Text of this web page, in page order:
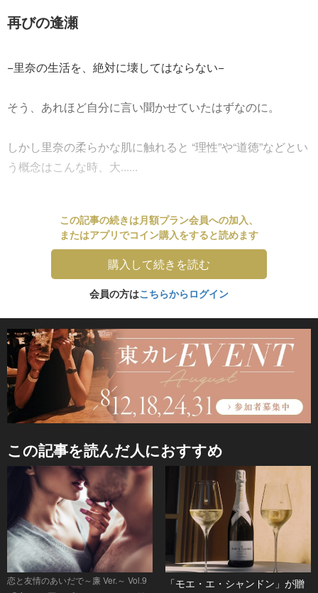
再びの逢瀬
−里奈の生活を、絶対に壊してはならない−
そう、あれほど自分に言い聞かせていたはずなのに。
しかし里奈の柔らかな肌に触れると “理性”や“道徳”などとい
う概念はこんな時、大......
この記事の続きは月額プラン会員への加入、
またはアプリでコイン購入をすると読めます
購入して続きを読む
会員の方はこちらからログイン
この記事を読んだ人におすすめ
恋と友情のあいだで～廉 Ver.～ Vol.9
「モエ・エ・シャンドン」が贈